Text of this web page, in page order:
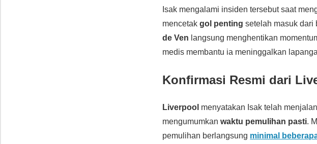
Isak mengalami insiden tersebut saat
mencetakgol penting setelah masuk dari
de Ven langsung menghentikan
medis membantu ia meninggalkan
Konfirmasi Resmi dari
Liverpool menyatakan Isak telah
mengumumkanwaktu pemulihan pasti.
pemulihan berlangsung minimal